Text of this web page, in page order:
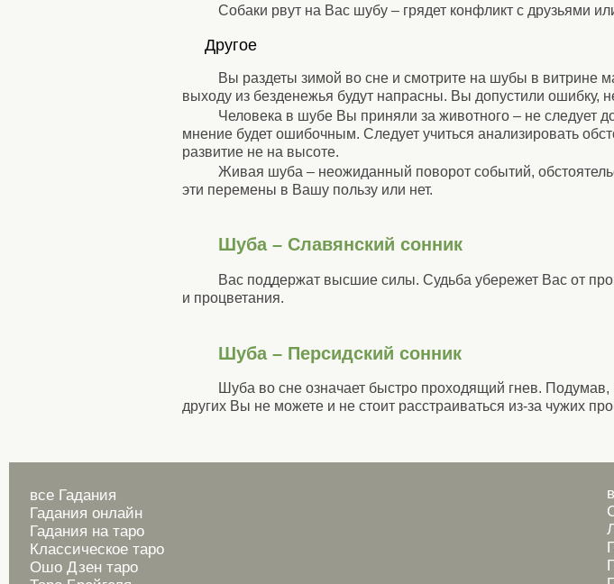
Собаки рвут на Вас шубу – грядет конфликт с друзьями
Другое
Вы раздеты зимой во сне и смотрите на шубы в витрине
выходу из безденежья будут напрасны. Вы допустили ошибку,
Человека в шубе Вы приняли за животного – не следует
мнение будет ошибочным. Следует учиться анализировать
развитие не на высоте.
Живая шуба – неожиданный поворот событий,
эти перемены в Вашу пользу или нет.
Шуба – Славянский сонник
Вас поддержат высшие силы. Судьба убережет Вас от
и процветания.
Шуба – Персидский сонник
Шуба во сне означает быстро проходящий гнев.
других Вы не можете и не стоит расстраиваться из-за чужих
все Гадания
Гадания онлайн
Гадания на таро
Классическое таро
Ошо Дзен таро